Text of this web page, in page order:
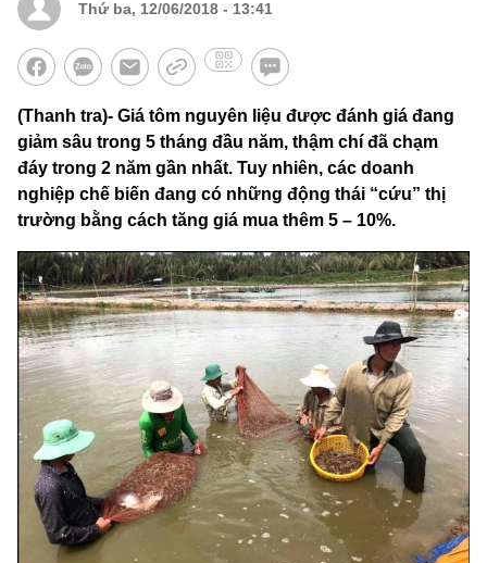
Thứ ba, 12/06/2018 - 13:41
(Thanh tra)- Giá tôm nguyên liệu được đánh giá đang
giảm sâu trong 5 tháng đầu năm, thậm chí đã chạm
đáy trong 2 năm gần nhất. Tuy nhiên, các doanh
nghiệp chế biến đang có những động thái “cứu” thị
trường bằng cách tăng giá mua thêm 5 – 10%.